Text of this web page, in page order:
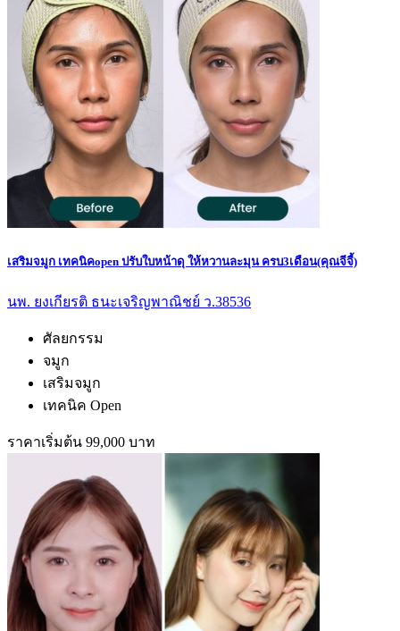
เสริมจมูก เทคนิคopen ปรับใบหน้าดุ ให้หวานละมุน ครบ3เดือน(คุณจีจี้)
นพ. ยงเกียรติ ธนะเจริญพาณิชย์ ว.38536
ศัลยกรรม
จมูก
เสริมจมูก
เทคนิค Open
ราคาเริ่มต้น 99,000 บาท